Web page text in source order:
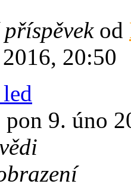
od
20:50
pon 9. úno